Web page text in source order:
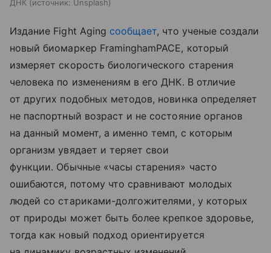
ДНК источник: Unsplash
Издание Fight Aging сообщает, что ученые создали
новый биомаркер FraminghamPACE, который
измеряет скорость биологического старения
человека по изменениям в его ДНК. В отличие
от других подобных методов, новинка определяет
не паспортный возраст и не состояние органов
на данный момент, а именно темп, с которым
организм увядает и теряет свои
функции. Обычные «часы старения» часто
ошибаются, потому что сравнивают молодых
людей со стариками-долгожителями, у которых
от природы может быть более крепкое здоровье,
тогда как новый подход ориентируется